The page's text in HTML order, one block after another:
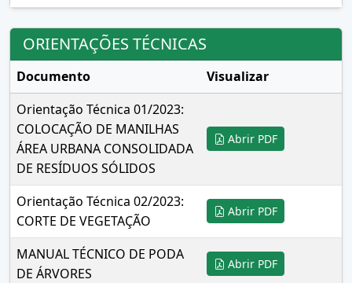
ORIENTAÇÕES TÉCNICAS
Documento
Visualizar
Orientação Técnica 01/2023:
COLOCAÇÃO DE MANILHAS
ÁREA URBANA CONSOLIDADA
DE RESÍDUOS SÓLIDOS
Abrir PDF
Orientação Técnica 02/2023:
CORTE DE VEGETAÇÃO
Abrir PDF
MANUAL TÉCNICO DE PODA
DE ÁRVORES
Abrir PDF